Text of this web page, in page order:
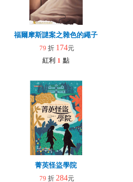
福爾摩斯謎案之雜色的繩子
79 折 174元
紅利 1 點
菁英怪盜學院
79 折 284元